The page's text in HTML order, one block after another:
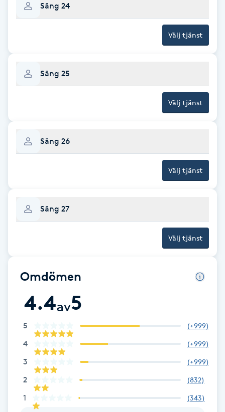
Naglar reparation
Navelpiercing
Ny frisyr
Olaplexbehandling
Ombre
Ombre naglar
Optiker
Ortobionomi
Ortopedi
Osteopati
Säng 24
Välj tjänst
Säng 25
Välj tjänst
Säng 26
Välj tjänst
Säng 27
Välj tjänst
Omdömen
4.4av5
5 (+999)
4 (+999)
3 (+999)
2 (832)
1 (343)